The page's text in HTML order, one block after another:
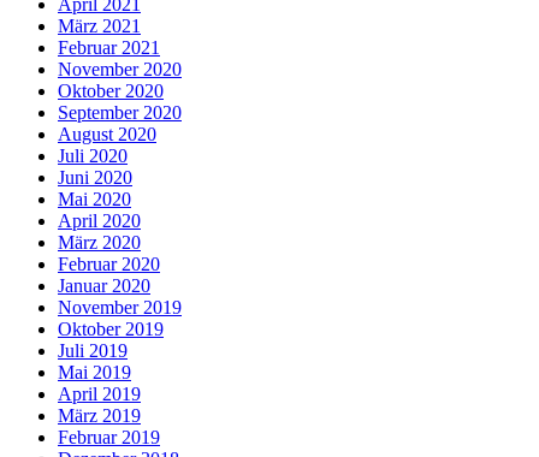
April 2021
März 2021
Februar 2021
November 2020
Oktober 2020
September 2020
August 2020
Juli 2020
Juni 2020
Mai 2020
April 2020
März 2020
Februar 2020
Januar 2020
November 2019
Oktober 2019
Juli 2019
Mai 2019
April 2019
März 2019
Februar 2019